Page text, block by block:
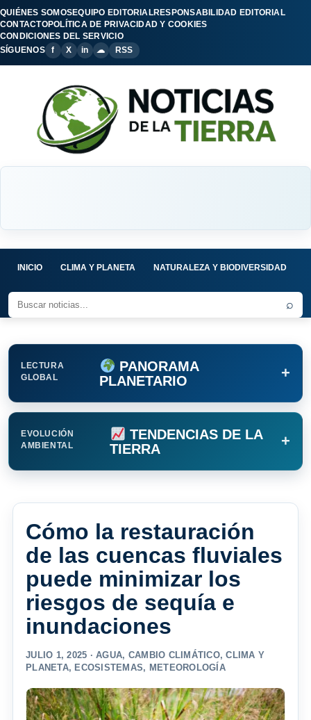
QUIÉNES SOMOSEQUIPO EDITORIALRESPONSABILIDAD EDITORIAL
CONTACTOPOLÍTICA DE PRIVACIDAD Y COOKIES
CONDICIONES DEL SERVICIO
SÍGUENOS
f X in ☁ RSS
INICIO CLIMA Y PLANETA NATURALEZA Y BIODIVERSIDAD
⌕
LECTURA
GLOBAL
PANORAMA
PLANETARIO
+
EVOLUCIÓN
AMBIENTAL
TENDENCIAS DE LA
TIERRA
+
Cómo la restauración
de las cuencas fluviales
puede minimizar los
riesgos de sequía e
inundaciones
JULIO 1, 2025 ·AGUA, CAMBIO CLIMÁTICO,CLIMA Y
PLANETA, ECOSISTEMAS, METEOROLOGÍA